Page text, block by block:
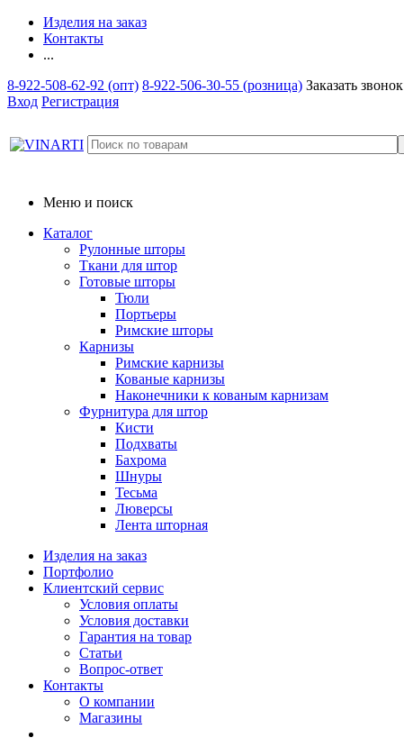
Изделия на заказ
Контакты
...
8-922-508-62-92 (опт) 8-922-506-30-55 (розница) Заказать звонок
Вход Регистрация
Меню и поиск
Каталог
Рулонные шторы
Ткани для штор
Готовые шторы
Тюли
Портьеры
Римские шторы
Карнизы
Римские карнизы
Кованые карнизы
Наконечники к кованым карнизам
Фурнитура для штор
Кисти
Подхваты
Бахрома
Шнуры
Тесьма
Люверсы
Лента шторная
Изделия на заказ
Портфолио
Клиентский сервис
Условия оплаты
Условия доставки
Гарантия на товар
Статьи
Вопрос-ответ
Контакты
О компании
Магазины